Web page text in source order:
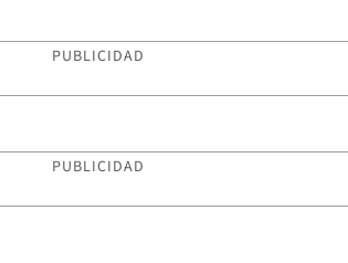
PUBLICIDAD
PUBLICIDAD